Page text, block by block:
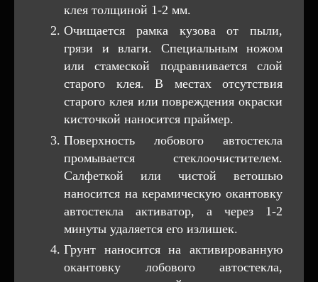
клея толщиной 1-2 мм.
Очищается рамка кузова от пыли,
грязи и влаги. Специальным ножом
или стамеской подравнивается слой
старого клея. В местах отсутствия
старого клея или повреждения окраски
кисточкой наносится праймер.
Поверхность лобового автостекла
промывается стеклоочистителем.
Салфеткой или чистой ветошью
наносится на керамическую окантовку
автостекла активатор, а через 1-2
минуты удаляется его излишек.
Грунт наносится на активированную
окантовку лобового автостекла,